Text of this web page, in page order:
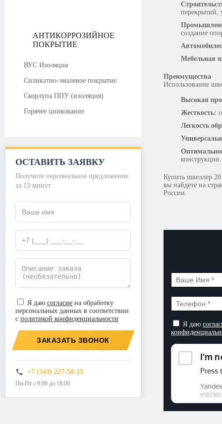
АНТИКОРРОЗИЙНОЕ
ПОКРЫТИЕ
ВУС Изоляция
Силикатно-эмалевое покрытие
Скорлупа ППУ (изоляция)
Горячее цинкование
ОСТАВИТЬ ЗАЯВКУ
Получите персональное предложение
за 15 минут
Я даю согласие на обработку
персональных данных в соответствии
с политикой конфиденциальности
ЗАКАЗАТЬ ЗВОНОК
+7 (343) 227-50-25
Пн-Пт с 9:00 до 18:00
перекрытий,
создание
Мебельная
Преимущества
Использование
Высокая
Жесткость:
Легкость
конструкции.
Купить швеллер
вы найдете на
России.
Я даю
©2026. ООО «Прогресс»